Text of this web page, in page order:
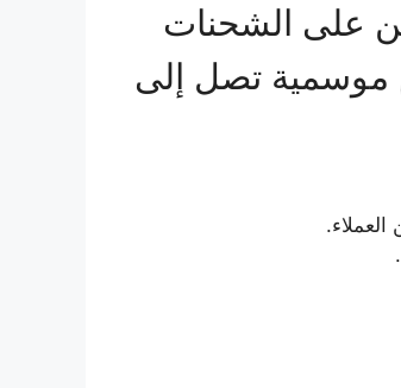
على الشحنات
موسمية تصل إلى